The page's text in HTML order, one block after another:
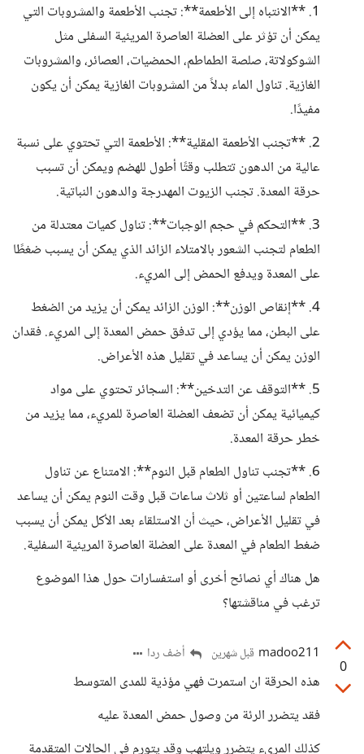
1. **الانتباه إلى الأطعمة**: تجنب الأطعمة والمشروبات التي
يمكن أن تؤثر على العضلة العاصرة المريئية السفلى مثل
الشوكولاتة، صلصة الطماطم، الحمضيات، العصائر، والمشروبات
الغازية. تناول الماء بدلاً من المشروبات الغازية يمكن أن يكون
مفيدًا.
2. **تجنب الأطعمة المقلية**: الأطعمة التي تحتوي على نسبة
عالية من الدهون تتطلب وقتًا أطول للهضم ويمكن أن تسبب
حرقة المعدة. تجنب الزيوت المهدرجة والدهون النباتية.
3. **التحكم في حجم الوجبات**: تناول كميات معتدلة من
الطعام لتجنب الشعور بالامتلاء الزائد الذي يمكن أن يسبب ضغطًا
على المعدة ويدفع الحمض إلى المريء.
4. **إنقاص الوزن**: الوزن الزائد يمكن أن يزيد من الضغط
على البطن، مما يؤدي إلى تدفق حمض المعدة إلى المريء. فقدان
الوزن يمكن أن يساعد في تقليل هذه الأعراض.
5. **التوقف عن التدخين**: السجائر تحتوي على مواد
كيميائية يمكن أن تضعف العضلة العاصرة للمريء، مما يزيد من
خطر حرقة المعدة.
6. **تجنب تناول الطعام قبل النوم**: الامتناع عن تناول
الطعام لساعتين أو ثلاث ساعات قبل وقت النوم يمكن أن يساعد
في تقليل الأعراض، حيث أن الاستلقاء بعد الأكل يمكن أن يسبب
ضغط الطعام في المعدة على العضلة العاصرة المريئية السفلية.
هل هناك أي نصائح أخرى أو استفسارات حول هذا الموضوع
ترغب في مناقشتها؟
0
madoo211 قبل شهرين أضف ردا
هذه الحرقة ان استمرت فهي مؤذية للمدى المتوسط
فقد يتضرر الرئة من وصول حمض المعدة عليه